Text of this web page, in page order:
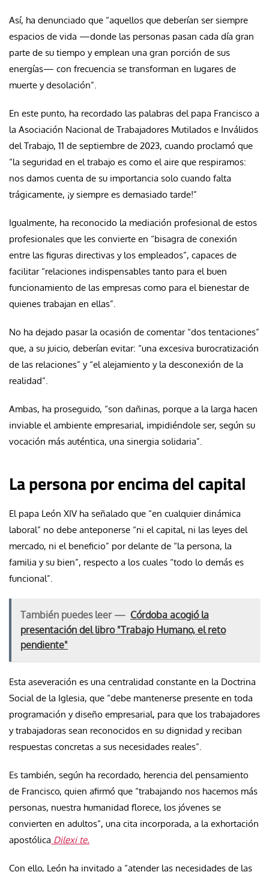
Así, ha denunciado que “aquellos que deberían ser siempre
espacios de vida —donde las personas pasan cada día gran
parte de su tiempo y emplean una gran porción de sus
energías— con frecuencia se transforman en lugares de
muerte y desolación”.
En este punto, ha recordado las palabras del papa Francisco a
la Asociación Nacional de Trabajadores Mutilados e Inválidos
del Trabajo, 11 de septiembre de 2023, cuando proclamó que
“la seguridad en el trabajo es como el aire que respiramos:
nos damos cuenta de su importancia solo cuando falta
trágicamente, ¡y siempre es demasiado tarde!”
Igualmente, ha reconocido la mediación profesional de estos
profesionales que les convierte en “bisagra de conexión
entre las figuras directivas y los empleados”, capaces de
facilitar “relaciones indispensables tanto para el buen
funcionamiento de las empresas como para el bienestar de
quienes trabajan en ellas”.
No ha dejado pasar la ocasión de comentar “dos tentaciones”
que, a su juicio, deberían evitar: “una excesiva burocratización
de las relaciones” y “el alejamiento y la desconexión de la
realidad”.
Ambas, ha proseguido, “son dañinas, porque a la larga hacen
inviable el ambiente empresarial, impidiéndole ser, según su
vocación más auténtica, una sinergia solidaria”.
La persona por encima del capital
El papa León XIV ha señalado que “en cualquier dinámica
laboral” no debe anteponerse “ni el capital, ni las leyes del
mercado, ni el beneficio” por delante de “la persona, la
familia y su bien”, respecto a los cuales “todo lo demás es
funcional”.
También puedes leer — Córdoba acogió la
presentación del libro "Trabajo Humano, el reto
pendiente"
Esta aseveración es una centralidad constante en la Doctrina
Social de la Iglesia, que “debe mantenerse presente en toda
programación y diseño empresarial, para que los trabajadores
y trabajadoras sean reconocidos en su dignidad y reciban
respuestas concretas a sus necesidades reales”.
Es también, según ha recordado, herencia del pensamiento
de Francisco, quien afirmó que “trabajando nos hacemos más
personas, nuestra humanidad florece, los jóvenes se
convierten en adultos”, una cita incorporada, a la exhortación
apostólica Dilexi te.
Con ello, León ha invitado a “atender las necesidades de las